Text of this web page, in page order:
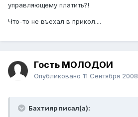
управляющему платить?!
Что-то не въехал в прикол....
Гость МОЛОДОЙ
Опубликовано 11 Сентября 2008
Бахтияр писал(а):